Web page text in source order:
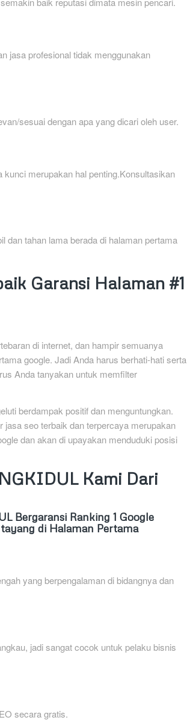
jasa profesional tidak menggunakan
sesuai dengan apa yang dicari oleh user.
merupakan hal penting.Konsultasikan
dan tahan lama berada di halaman pertama
Garansi Halaman #1
di internet, dan hampir semuanya
google. Jadi Anda harus berhati-hati serta
Anda tanyakan untuk memfilter
berdampak positif dan menguntungkan.
seo terbaik dan terpercaya merupakan
dan akan di upayakan menduduki posisi
Kami Dari
Bergaransi Ranking 1 Google
di Halaman Pertama
yang berpengalaman di bidangnya dan
jadi sangat cocok untuk pelaku bisnis
secara gratis.